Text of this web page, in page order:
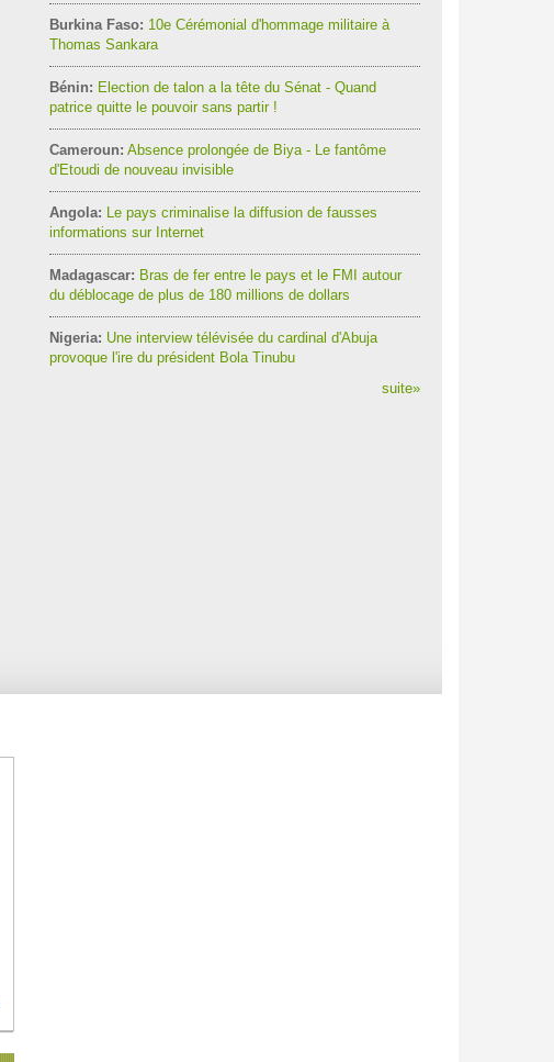
Burkina Faso: 10e Cérémonial d'hommage militaire à
Thomas Sankara
Bénin: Election de talon a la tête du Sénat - Quand
patrice quitte le pouvoir sans partir !
Cameroun: Absence prolongée de Biya - Le fantôme
d'Etoudi de nouveau invisible
Angola: Le pays criminalise la diffusion de fausses
informations sur Internet
Madagascar: Bras de fer entre le pays et le FMI autour
du déblocage de plus de 180 millions de dollars
Nigeria: Une interview télévisée du cardinal d'Abuja
provoque l'ire du président Bola Tinubu
suite»